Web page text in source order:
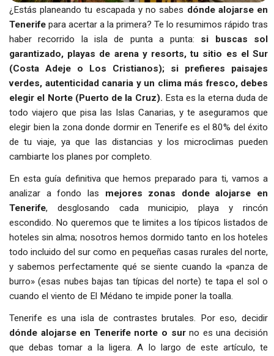
¿Estás planeando tu escapada y no sabes dónde alojarse en
Tenerife para acertar a la primera? Te lo resumimos rápido tras
haber recorrido la isla de punta a punta: si buscas sol
garantizado, playas de arena y resorts, tu sitio es el Sur
(Costa Adeje o Los Cristianos); si prefieres paisajes
verdes, autenticidad canaria y un clima más fresco, debes
elegir el Norte (Puerto de la Cruz). Esta es la eterna duda de
todo viajero que pisa las Islas Canarias, y te aseguramos que
elegir bien la zona donde dormir en Tenerife es el 80% del éxito
de tu viaje, ya que las distancias y los microclimas pueden
cambiarte los planes por completo.
En esta guía definitiva que hemos preparado para ti, vamos a
analizar a fondo las mejores zonas donde alojarse en
Tenerife, desglosando cada municipio, playa y rincón
escondido. No queremos que te limites a los típicos listados de
hoteles sin alma; nosotros hemos dormido tanto en los hoteles
todo incluido del sur como en pequeñas casas rurales del norte,
y sabemos perfectamente qué se siente cuando la «panza de
burro» (esas nubes bajas tan típicas del norte) te tapa el sol o
cuando el viento de El Médano te impide poner la toalla.
Tenerife es una isla de contrastes brutales. Por eso, decidir
dónde alojarse en Tenerife norte o surno es una decisión
que debas tomar a la ligera. A lo largo de este artículo, te